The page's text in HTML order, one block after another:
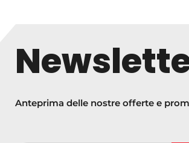
Anteprima delle nostre offerte e